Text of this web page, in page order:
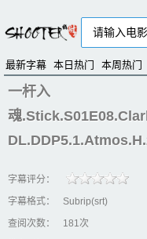
最新字幕 本日热门 本周热门
一杆入
魂
字幕评分：
字幕格式：
Subrip(srt)
查阅次数：
181次